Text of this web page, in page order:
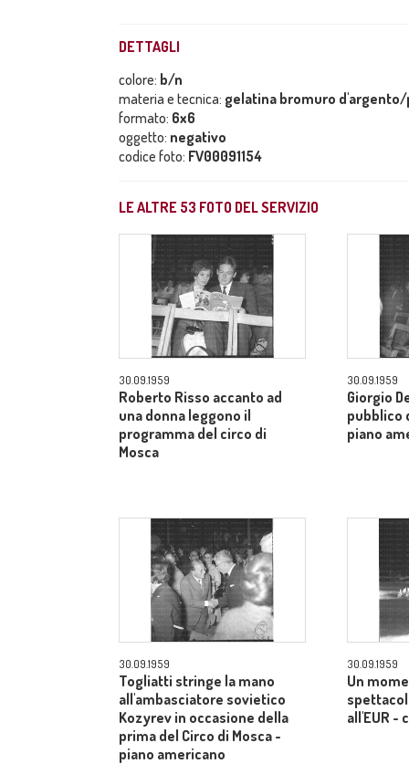
DETTAGLI
colore: b/n
materia e tecnica: gelatina bromuro
formato: 6x6
oggetto: negativo
codice foto: FV00091154
LE ALTRE 53 FOTO DEL SERVIZIO
30.09.1959
Roberto Risso accanto ad
una donna leggono il
programma del circo di
Mosca
30.09.1959
Giorgio
pubblico
piano
30.09.1959
Togliatti stringe la mano
all'ambasciatore sovietico
Kozyrev in occasione della
prima del Circo di Mosca -
piano americano
30.09.1959
Un
all'EUR -